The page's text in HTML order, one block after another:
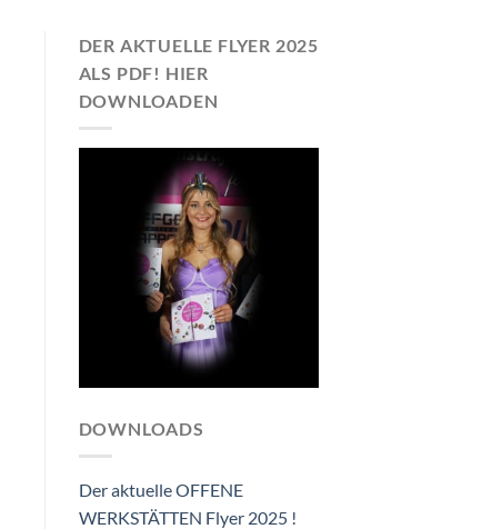
DER AKTUELLE FLYER 2025
ALS PDF! HIER
DOWNLOADEN
DOWNLOADS
Der aktuelle OFFENE
WERKSTÄTTEN Flyer 2025 !